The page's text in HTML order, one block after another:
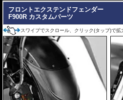
フロントエクステンドフェンダー
F900R カスタムパーツ
スワイプでスクロール、クリック(タップ)で拡